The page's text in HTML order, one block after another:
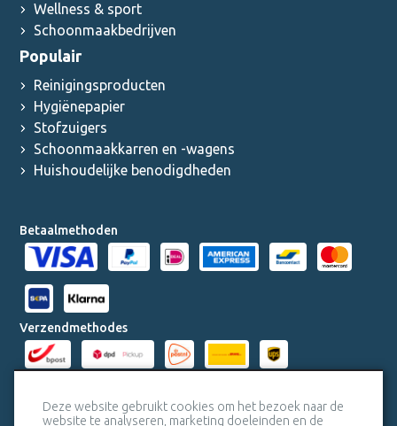
Wellness & sport
Schoonmaakbedrijven
Populair
Reinigingsproducten
Hygiënepapier
Stofzuigers
Schoonmaakkarren en -wagens
Huishoudelijke benodigdheden
Betaalmethoden
Verzendmethodes
Deze website gebruikt cookies om het bezoek naar de
website te analyseren, marketing doeleinden en de